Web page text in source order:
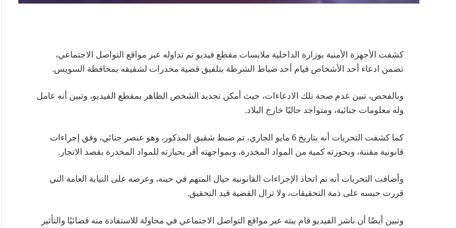
كشفت الأجهزة الأمنية بوزارة الداخلية ملابسات مقطع فيديو تم تداوله عبر مواقع التواصل الاجتماعي،
تضمن ادعاء أحد الأشخاص قيام أحد ضباط الشرطة بتلفيق قضية مخدرات لشقيقه بمحافظة السويس.
وبالفحص، تبين عدم صحة تلك الادعاءات، حيث أمكن تحديد الشخص الظاهر بمقطع الفيديو، وتبين أنه عامل
وله معلومات جنائية، ومتواجد حاليًا خارج البلاد.
كما كشفت التحريات أنه بتاريخ 6 مايو الجاري، تم ضبط شقيق المذكور، وهو عنصر جنائي، وفق إجراءات
قانونية مقننة، وبحوزته كمية من المواد المخدرة، وبمواجهته أقر بحيازته للمواد المخدرة بقصد الاتجار.
وأضافت التحريات أنه تم اتخاذ الإجراءات القانونية حيال المتهم في حينه، وعرضه على النيابة العامة التي
قررت حبسه على ذمة التحقيقات، ولا تزال القضية قيد التحقيق.
وتبين أيضًا أن ناشر الفيديو قام ببثه عبر مواقع التواصل الاجتماعي في محاولة للاستفادة منه قضائيًا والتأثير